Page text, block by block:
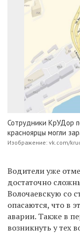
Сотрудники КрУДор
красноярцы могли
Изображение: vk.com/
Водители уже
достаточно
Волочаевскую со
опасаются, что в
аварии. Также в
возникнуть у тех